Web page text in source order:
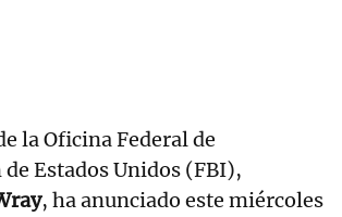
la Oficina Federal de
Estados Unidos (FBI),
, ha anunciado este miércoles